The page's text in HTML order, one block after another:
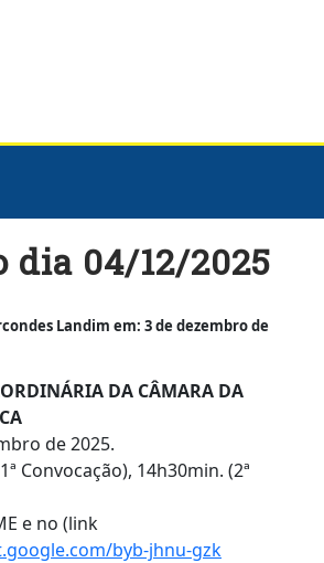
dia 04/12/2025
Landim em: 3 de dezembro de
DA CÂMARA DA
de 2025.
Convocação), 14h30min. (2ª
e no (link
byb-jhnu-gzk